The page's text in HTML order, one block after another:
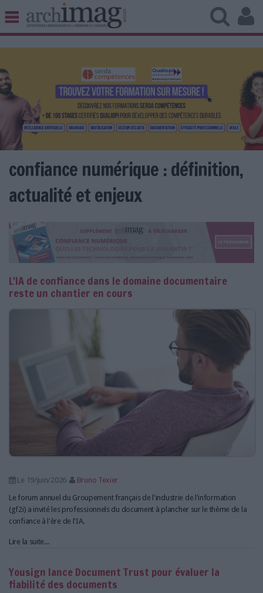
BIBLIOTHÈQUE ÉDITION
UNIVERS DATA
TRAVAIL COLLABORATIF
VIE NUMÉRIQUE
NUMÉRIQUE RESPONSABLE
LES NEWSLETTERS
LE MAGAZINE
LES BASES DE DONNÉES
L'ESPACE EMPLOI
NOS OFFRES D'ABONNEMENTS
confiance numérique : définition,
actualité et enjeux
L'IA de confiance dans le domaine documentaire
reste un chantier en cours
Le 19/juin/2026
Bruno Texier
Le forum annuel du Groupement français de l'industrie de l'information
(gf2i) a invité les professionnels du document à plancher sur le thème de la
confiance à l'ère de l'IA.
Lire la suite...
Yousign lance Document Trust pour évaluer la
fiabilité des documents